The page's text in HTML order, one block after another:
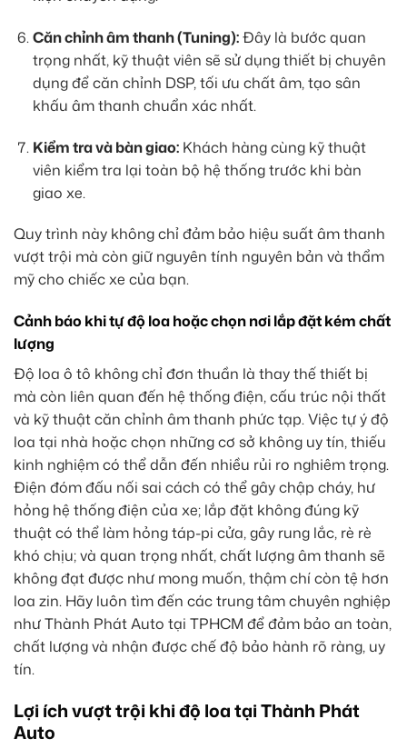
Căn chỉnh âm thanh (Tuning):Đây là bước quan
trọng nhất, kỹ thuật viên sẽ sử dụng thiết bị chuyên
dụng để căn chỉnh DSP, tối ưu chất âm, tạo sân
khấu âm thanh chuẩn xác nhất.
Kiểm tra và bàn giao:Khách hàng cùng kỹ thuật
viên kiểm tra lại toàn bộ hệ thống trước khi bàn
giao xe.
Quy trình này không chỉ đảm bảo hiệu suất âm thanh
vượt trội mà còn giữ nguyên tính nguyên bản và thẩm
mỹ cho chiếc xe của bạn.
Cảnh báo khi tự độ loa hoặc chọn nơi lắp đặt kém chất
lượng
Độ loa ô tô không chỉ đơn thuần là thay thế thiết bị
mà còn liên quan đến hệ thống điện, cấu trúc nội thất
và kỹ thuật căn chỉnh âm thanh phức tạp. Việc tự ý độ
loa tại nhà hoặc chọn những cơ sở không uy tín, thiếu
kinh nghiệm có thể dẫn đến nhiều rủi ro nghiêm trọng.
Điện đóm đấu nối sai cách có thể gây chập cháy, hư
hỏng hệ thống điện của xe; lắp đặt không đúng kỹ
thuật có thể làm hỏng táp-pi cửa, gây rung lắc, rè rè
khó chịu; và quan trọng nhất, chất lượng âm thanh sẽ
không đạt được như mong muốn, thậm chí còn tệ hơn
loa zin. Hãy luôn tìm đến các trung tâm chuyên nghiệp
như Thành Phát Auto tại TPHCM để đảm bảo an toàn,
chất lượng và nhận được chế độ bảo hành rõ ràng, uy
tín.
Lợi ích vượt trội khi độ loa tại Thành Phát
Auto